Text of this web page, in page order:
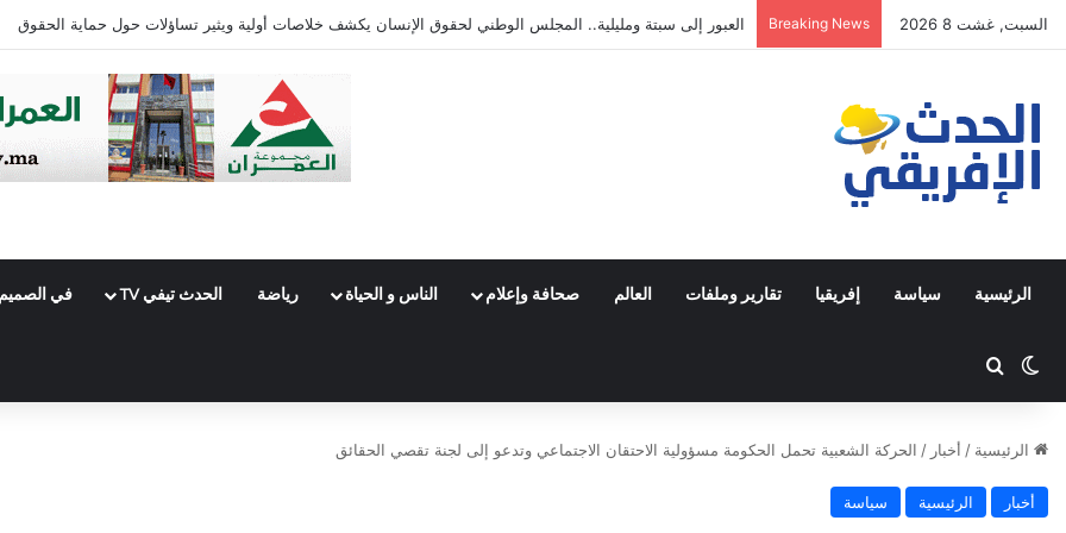
السبت, غشت 8 2026 Breaking News مصطفى لخصم يتجه للترشح في دائرة فاس الجنوبي
الرئيسية سياسة إفريقيا تقارير وملفات العالم صحافة وإعلام الناس و الحياة رياضة الحدث تيفي TV في الصميم
Switch skin
ابحث عن
الرئيسية / أخبار / الحركة الشعبية تحمل الحكومة مسؤولية الاحتقان الاجتماعي وتدعو إلى لجنة تقصي الحقائق
أخبار الرئيسية سياسة